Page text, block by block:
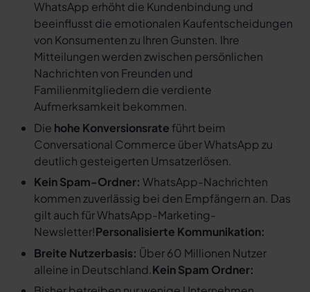
WhatsApp erhöht die Kundenbindung und
beeinflusst die emotionalen Kaufentscheidungen
von Konsumenten zu Ihren Gunsten. Ihre
Mitteilungen werden zwischen persönlichen
Nachrichten von Freunden und
Familienmitgliedern die verdiente
Aufmerksamkeit bekommen.
Die hohe Konversionsrate führt beim
Conversational Commerce über WhatsApp zu
deutlich gesteigerten Umsatzerlösen.
Kein Spam-Ordner: WhatsApp-Nachrichten
kommen zuverlässig bei den Empfängern an. Das
gilt auch für WhatsApp-Marketing-
Newsletter!Personalisierte Kommunikation:
Breite Nutzerbasis: Über 60 Millionen Nutzer
alleine in Deutschland.Kein Spam Ordner: